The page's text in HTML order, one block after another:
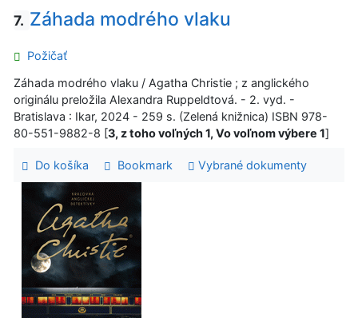
7. Záhada modrého vlaku
Požičať
Záhada modrého vlaku / Agatha Christie ; z anglického
originálu preložila Alexandra Ruppeldtová. - 2. vyd. -
Bratislava : Ikar, 2024 - 259 s. (Zelená knižnica) ISBN 978-
80-551-9882-8 [3, z toho voľných 1, Vo voľnom výbere 1]
Do košíka Bookmark Vybrané dokumenty